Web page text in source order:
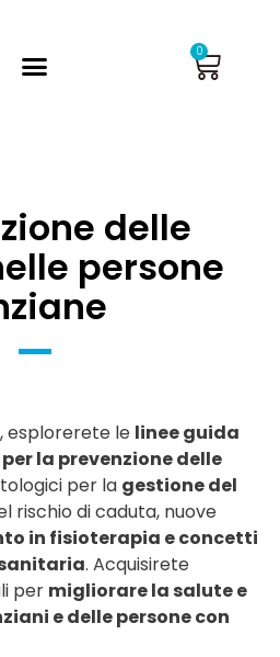
0
delle
persone
esplorerete le linee guida
la prevenzione delle
per la gestione del
rischio di caduta, nuove
in fisioterapia e concetti
. Acquisirete
per migliorare la salute e
e delle persone con